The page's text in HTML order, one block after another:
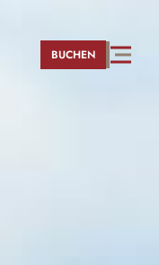
BUCHEN